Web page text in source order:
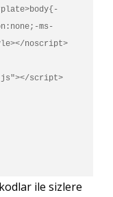
ms-
noscript>
script>
ile sizlere